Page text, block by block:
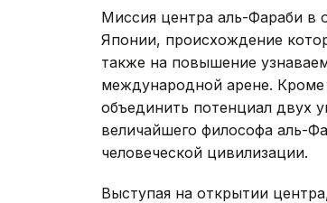
Миссия центра аль-Фараби в
Японии, происхождение
также на повышение
международной арене.
объединить потенциал двух
величайшего философа аль-
человеческой цивилизации.
Выступая на открытии